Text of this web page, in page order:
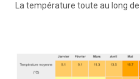
Location
La température toute au long